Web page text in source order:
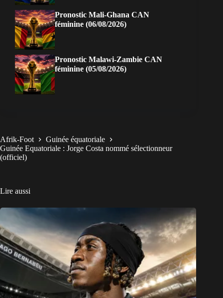
Pronostic Mali-Ghana CAN
féminine (06/08/2026)
Pronostic Malawi-Zambie CAN
féminine (05/08/2026)
Afrik-Foot
Guinée équatoriale
Guinée Equatoriale : Jorge Costa nommé sélectionneur
(officiel)
Lire aussi